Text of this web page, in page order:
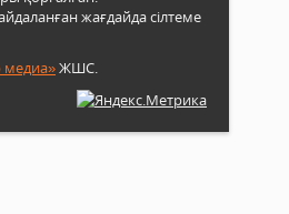
жағдайда сілтеме
ЖШС.